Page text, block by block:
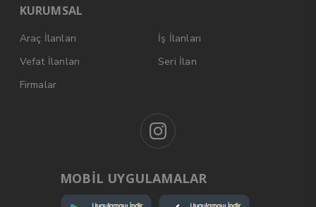
KURUMSAL
Araç İlanları
İş İlanları
Vefat İlanları
Seri İlan
Firmalar
MOBİL UYGULAMALAR